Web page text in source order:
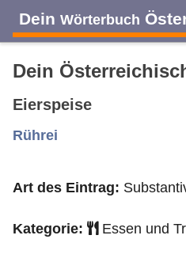
Dein Wörterbuch
A B
J K L M N
Dein
Eierspeise
Rührei
Art des Eintrag:
Kategorie: Essen und